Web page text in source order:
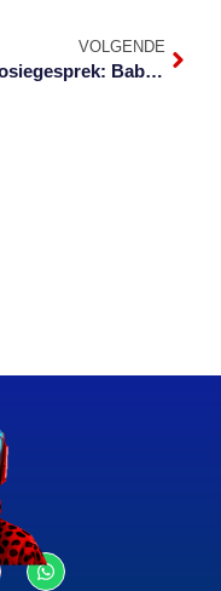
VOLGENDE
Promosiegesprek: Babapret wag by Ekspo